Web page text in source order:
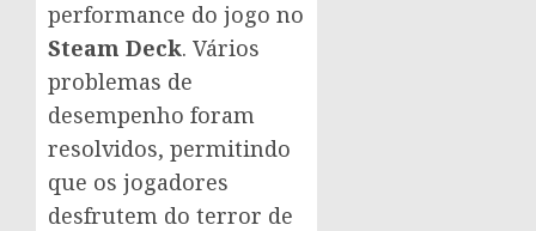
performance do jogo no
Steam Deck. Vários
problemas de
desempenho foram
resolvidos, permitindo
que os jogadores
desfrutem do terror de